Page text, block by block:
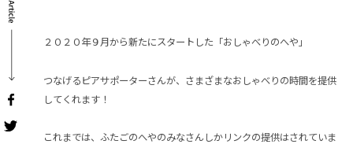
２０２０年９月から新たにスタートした「おしゃべりのへや」
つなげるピアサポーターさんが、さまざまなおしゃべりの時間を提供
してくれます！
これまでは、ふたごのへやのみなさんしかリンクの提供はされていま